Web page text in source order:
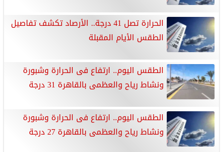
الحرارة تصل 41 درجة.. الأرصاد تكشف تفاصيل
الطقس الأيام المقبلة
الطقس اليوم.. ارتفاع فى الحرارة وشبورة
ونشاط رياح والعظمى بالقاهرة 31 درجة
الطقس اليوم.. ارتفاع فى الحرارة وشبورة
ونشاط رياح والعظمى بالقاهرة 27 درجة